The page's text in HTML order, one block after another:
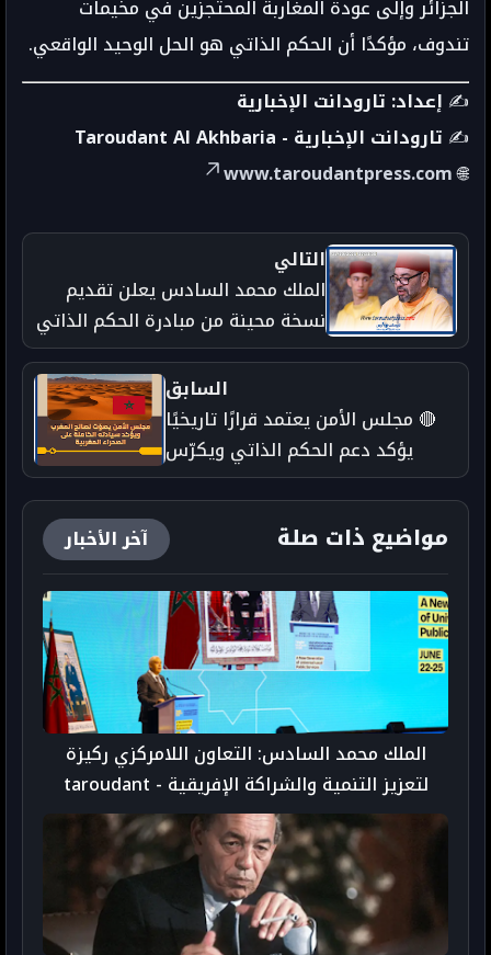
الجزائر وإلى عودة المغاربة المحتجزين في مخيمات
تندوف، مؤكدًا أن الحكم الذاتي هو الحل الوحيد الواقعي.
✍️ إعداد: تارودانت الإخبارية
✍️ تارودانت الإخبارية - Taroudant Al Akhbaria
🌐
www.taroudantpress.com
التالي
الملك محمد السادس يعلن تقديم
نسخة محينة من مبادرة الحكم الذاتي
إلى الأمم المتحدة
السابق
🔴 مجلس الأمن يعتمد قرارًا تاريخيًا
يؤكد دعم الحكم الذاتي ويكرّس
التحول في مسار قضية الصحراء
المغربية
مواضيع ذات صلة آخر الأخبار
الملك محمد السادس: التعاون اللامركزي ركيزة
لتعزيز التنمية والشراكة الإفريقية - taroudant
press